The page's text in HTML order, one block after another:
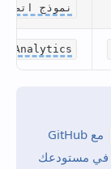
نموذج اتصال
Analytics
مع GitHub
Pages مجاناً. فقط أضف ملف CNAME في مستودعك